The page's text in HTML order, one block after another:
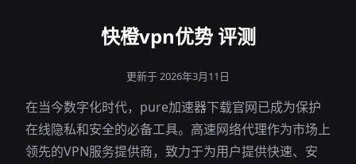
快橙vpn优势 评测
更新于 2026年3月11日
在当今数字化时代，pure加速器下载官网已成为保护
在线隐私和安全的必备工具。高速网络代理作为市场上
领先的VPN服务提供商，致力于为用户提供快速、安